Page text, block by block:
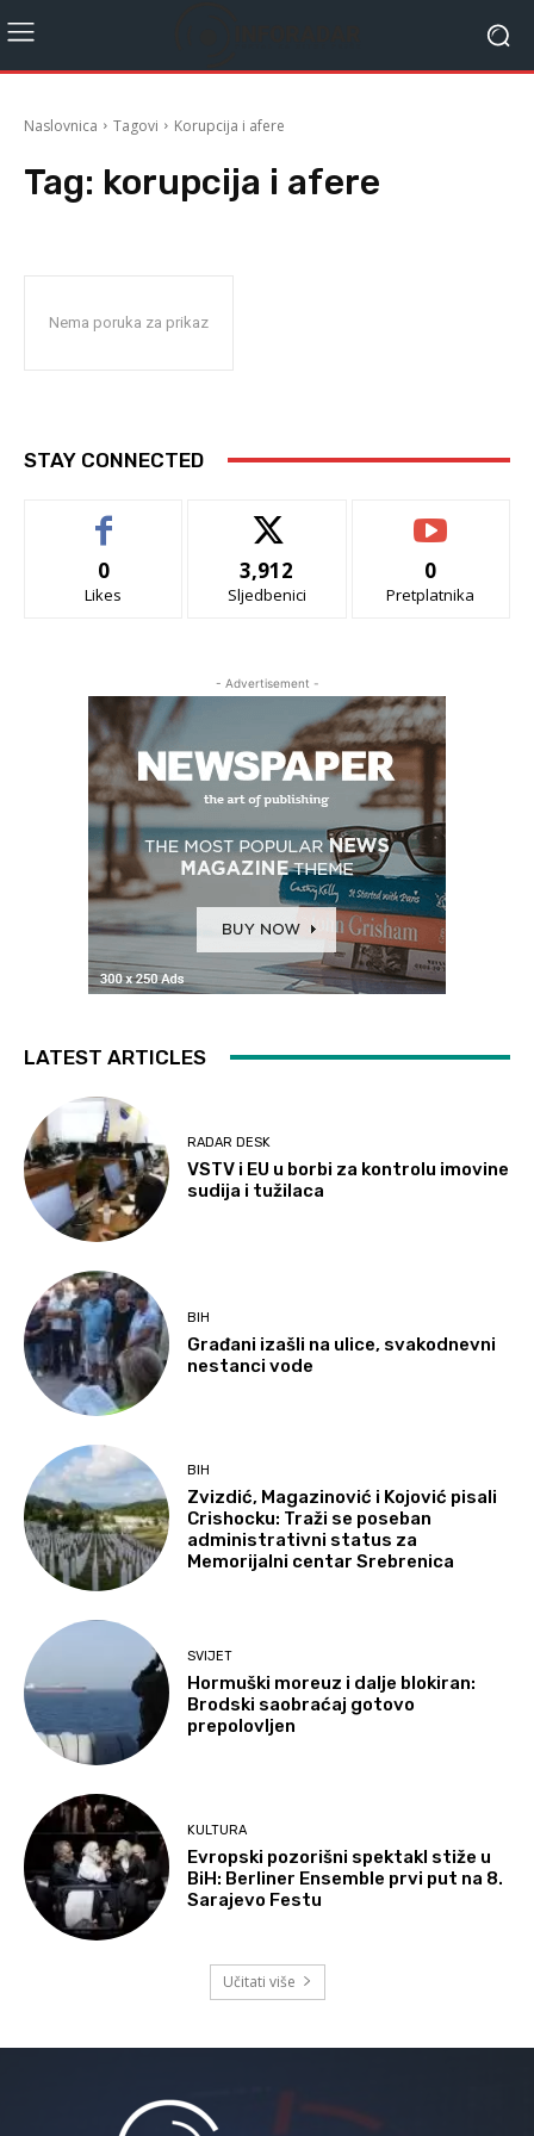
Naslovnica Tagovi Korupcija i afere
Tag: korupcija i afere
Nema poruka za prikaz
STAY CONNECTED
0
Likes
3,912
Sljedbenici
0
Pretplatnika
- Advertisement -
LATEST ARTICLES
RADAR DESK
VSTV i EU u borbi za kontrolu imovine
sudija i tužilaca
BIH
Građani izašli na ulice, svakodnevni
nestanci vode
BIH
Zvizdić, Magazinović i Kojović pisali
Crishocku: Traži se poseban
administrativni status za
Memorijalni centar Srebrenica
SVIJET
Hormuški moreuz i dalje blokiran:
Brodski saobraćaj gotovo
prepolovljen
KULTURA
Evropski pozorišni spektakl stiže u
BiH: Berliner Ensemble prvi put na 8.
Sarajevo Festu
Učitati više